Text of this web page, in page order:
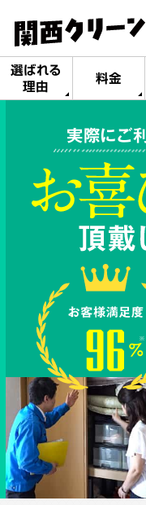
選ばれる
理由
料金
実際にご